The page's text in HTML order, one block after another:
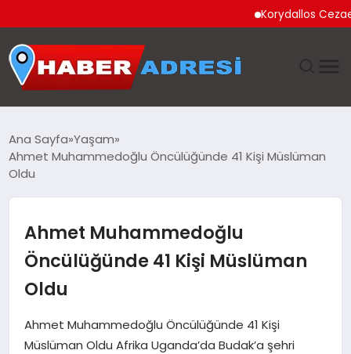
Korydallos
GÜNDEM
EKONOMI
TEKNOLOJI
EĞITIM
Ana Sayfa Yaşam
Ahmet Muhammedoğlu Öncülüğünde 41 Kişi Müslüman
Oldu
Ahmet Muhammedoğlu
Öncülüğünde 41 Kişi Müslüman
Oldu
Ahmet Muhammedoğlu Öncülüğünde 41 Kişi
Müslüman Oldu Afrika Uganda’da Budak’a şehri